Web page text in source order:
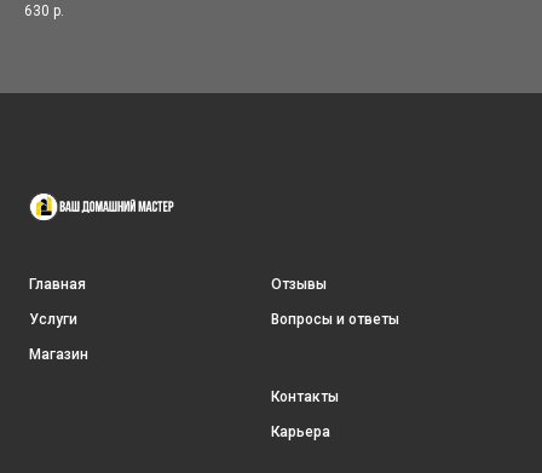
630 р.
Главная
Услуги
Магазин
Отзывы
Вопросы и ответы
Контакты
Карьера